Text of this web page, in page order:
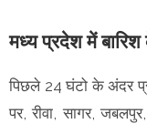
मध्य प्रदेश में
पिछले 24 घंटो के अंदर
पर, रीवा, सागर,